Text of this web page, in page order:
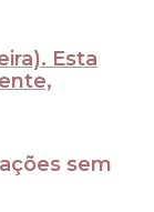
Esta
sem